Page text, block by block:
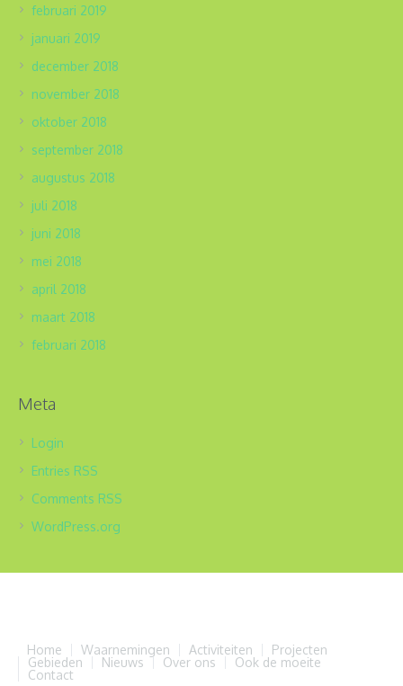
februari 2019
januari 2019
december 2018
november 2018
oktober 2018
september 2018
augustus 2018
juli 2018
juni 2018
mei 2018
april 2018
maart 2018
februari 2018
Meta
Login
Entries RSS
Comments RSS
WordPress.org
Home Waarnemingen Activiteiten
Projecten
Gebieden
Nieuws Over ons
Ook de moeite
Contact